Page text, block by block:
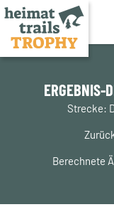
Zum
ERGEBNIS-
Strecke:
Berechnete